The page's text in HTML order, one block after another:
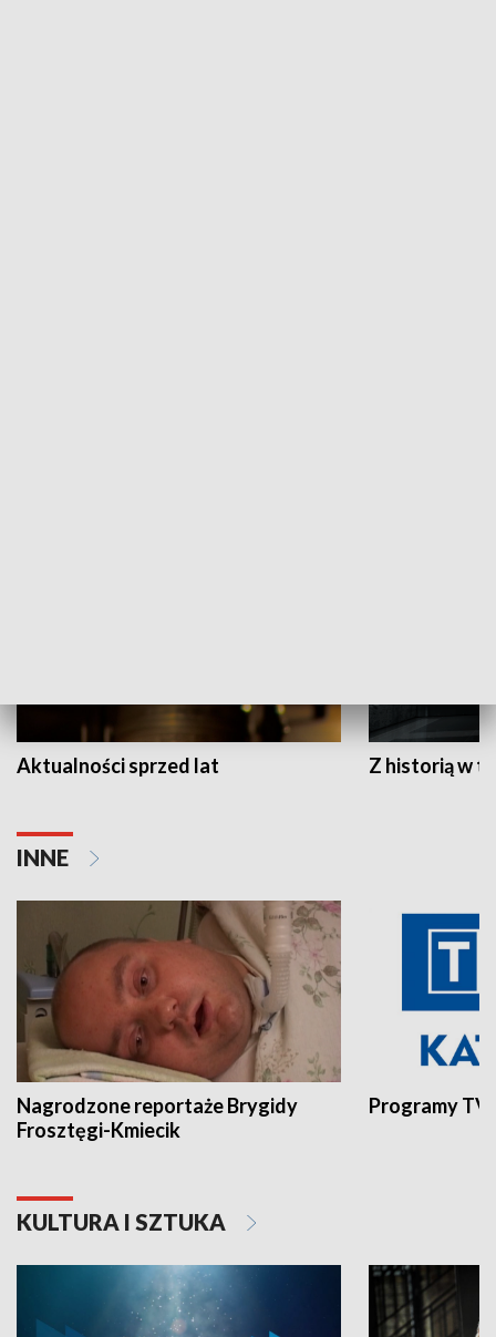
Aktualności sprzed lat Z historią w
INNE
Nagrodzone reportaże Brygidy
Frosztęgi-Kmiecik
Programy
KULTURA I SZTUKA